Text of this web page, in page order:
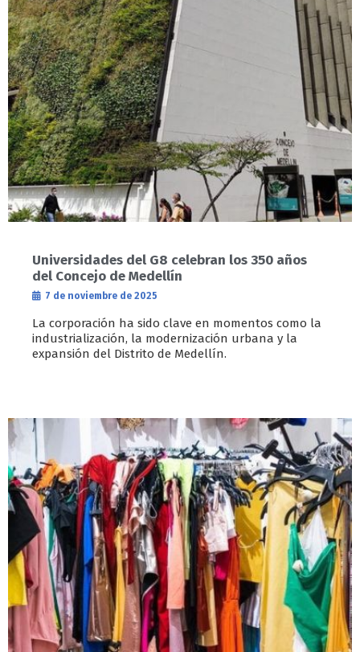
Universidades del G8 celebran los 350 años
del Concejo de Medellín
7 de noviembre de 2025
La corporación ha sido clave en momentos como la
industrialización, la modernización urbana y la
expansión del Distrito de Medellín.